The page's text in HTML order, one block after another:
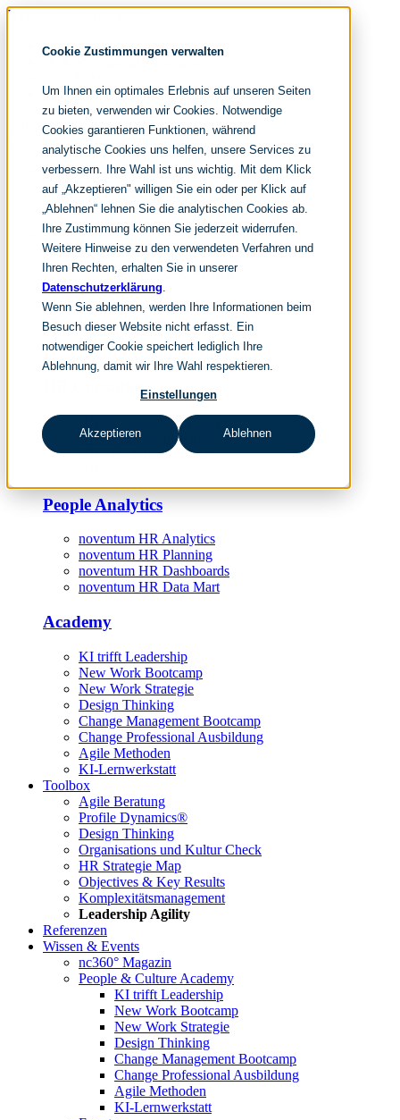
Cookie Zustimmungen verwalten
Um Ihnen ein optimales Erlebnis auf unseren Seiten
zu bieten, verwenden wir Cookies. Notwendige
Cookies garantieren Funktionen, während
analytische Cookies uns helfen, unsere Services zu
verbessern. Ihre Wahl ist uns wichtig. Mit dem Klick
auf „Akzeptieren" willigen Sie ein oder per Klick auf
„Ablehnen“ lehnen Sie die analytischen Cookies ab.
Ihre Zustimmung können Sie jederzeit widerrufen.
Weitere Hinweise zu den verwendeten Verfahren und
Ihren Rechten, erhalten Sie in unserer
Datenschutzerklärung.
Wenn Sie ablehnen, werden Ihre Informationen beim
Besuch dieser Website nicht erfasst. Ein
notwendiger Cookie speichert lediglich Ihre
Ablehnung, damit wir Ihre Wahl respektieren.
Einstellungen
Akzeptieren Ablehnen
Navigation überspringen
noventum
IT & Management Consulting
People & Culture
Navigation überspringen
Fokusthemen
Organisationsdesign
New Work Strategie
Leistungen
Organisationsentwicklung
Change Management
Innovation Management
New Work Beratung
Leadership Development
HR Consulting
HR Digitalisierungsstrategie
HR-Prozessmanagement
HR-Projektmanagement
People Analytics
noventum HR Analytics
noventum HR Planning
noventum HR Dashboards
noventum HR Data Mart
Academy
KI trifft Leadership
New Work Bootcamp
New Work Strategie
Design Thinking
Change Management Bootcamp
Change Professional Ausbildung
Agile Methoden
KI-Lernwerkstatt
Toolbox
Agile Beratung
Profile Dynamics®
Design Thinking
Organisations und Kultur Check
HR Strategie Map
Objectives & Key Results
Komplexitätsmanagement
Leadership Agility
Referenzen
Wissen & Events
nc360° Magazin
People & Culture Academy
KI trifft Leadership
New Work Bootcamp
New Work Strategie
Design Thinking
Change Management Bootcamp
Change Professional Ausbildung
Agile Methoden
KI-Lernwerkstatt